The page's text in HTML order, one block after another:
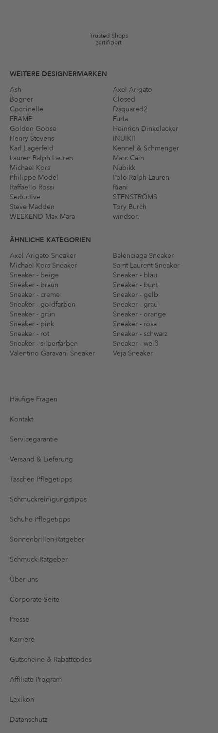
Trusted Shops
zertifiziert
WEITERE DESIGNERMARKEN
Ash
Axel Arigato
Bogner
Closed
Coccinelle
Dsquared2
FRAME
Furla
Golden Goose
Heinrich Dinkelacker
Henry Stevens
INUIKII
Karl Lagerfeld
Kennel & Schmenger
Lauren Ralph Lauren
Marc Cain
Michael Kors
Nubikk
Philippe Model
Polo Ralph Lauren
Raffaello Rossi
Riani
Seductive
STENSTRÖMS
Steve Madden
Tory Burch
WEEKEND Max Mara
windsor.
ÄHNLICHE KATEGORIEN
Axel Arigato Sneaker
Balenciaga Sneaker
Michael Kors Sneaker
Saint Laurent Sneaker
Sneaker - beige
Sneaker - blau
Sneaker - braun
Sneaker - bunt
Sneaker - creme
Sneaker - gelb
Sneaker - goldfarben
Sneaker - grau
Sneaker - grün
Sneaker - orange
Sneaker - pink
Sneaker - rosa
Sneaker - rot
Sneaker - schwarz
Sneaker - silberfarben
Sneaker - weiß
Valentino Garavani Sneaker
Veja Sneaker
Häufige Fragen
Kontakt
Servicegarantie
Versand & Lieferung
Taschen Pflegetipps
Schmuckreinigungstipps
Schuhe Pflegetipps
Sonnenbrillen-Ratgeber
Schmuck-Ratgeber
Über uns
Corporate-Seite
Presse
Karriere
Gutscheine & Rabattcodes
Affiliate Program
Lexikon
Datenschutz